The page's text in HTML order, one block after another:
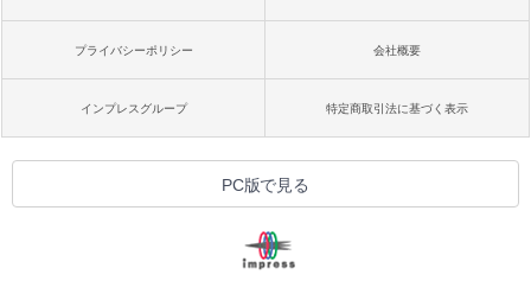
プライバシーポリシー 会社概要
インプレスグループ 特定商取引法に基づく表示
PC版で見る